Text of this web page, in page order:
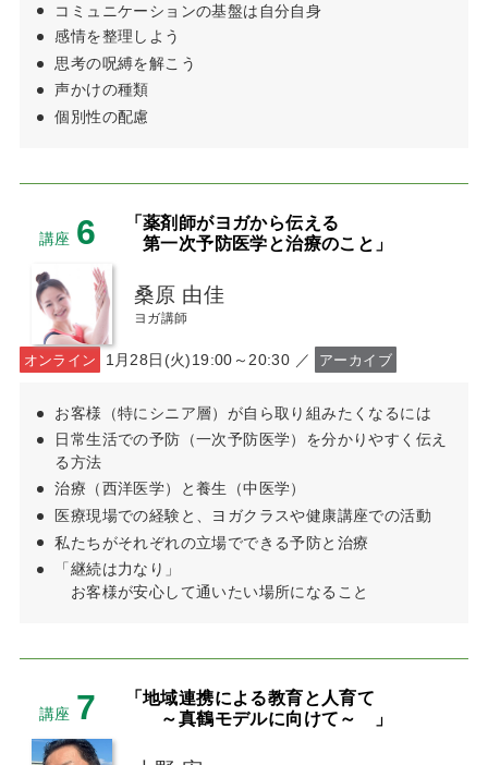
コミュニケーションの基盤は自分自身
感情を整理しよう
思考の呪縛を解こう
声かけの種類
個別性の配慮
講座 6
「薬剤師がヨガから伝える
第一次予防医学と治療のこと」
桑原 由佳
ヨガ講師
オンライン 1月28日(火)19:00～20:30 ／ アーカイブ
お客様（特にシニア層）が自ら取り組みたくなるには
日常生活での予防（一次予防医学）を分かりやすく伝え
る方法
治療（西洋医学）と養生（中医学）
医療現場での経験と、ヨガクラスや健康講座での活動
私たちがそれぞれの立場でできる予防と治療
「継続は力なり」
お客様が安心して通いたい場所になること
講座 7
「地域連携による教育と人育て
～真鶴モデルに向けて～ 」